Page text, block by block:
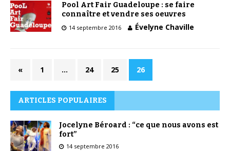
Pool Art Fair Guadeloupe : se faire
connaître et vendre ses oeuvres
14 septembre 2016 Évelyne Chaville
« 1 … 24 25 26
ARTICLES POPULAIRES
Jocelyne Béroard : “ce que nous avons est
fort”
14 septembre 2016